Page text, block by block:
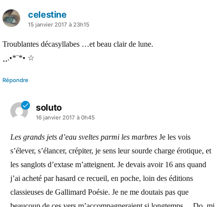
celestine
a
dit :
15 janvier 2017 à 23h15
Troublantes décasyllabes …et beau clair de lune.
¸¸.•*¨*• ☆
Répondre
soluto
a
dit :
16 janvier 2017 à 0h45
Les grands jets d’eau sveltes parmi les marbres Je les vois
s’élever, s’élancer, crépiter, je sens leur sourde charge érotique, et
les sanglots d’extase m’atteignent. Je devais avoir 16 ans quand
j’ai acheté par hasard ce recueil, en poche, loin des éditions
classieuses de Gallimard Poésie. Je ne me doutais pas que